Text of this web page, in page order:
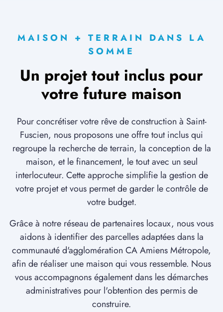
MAISON + TERRAIN DANS LA
SOMME
Un projet tout inclus pour
votre future maison
Pour concrétiser votre rêve de construction à Saint-
Fuscien, nous proposons une offre tout inclus qui
regroupe la recherche de terrain, la conception de la
maison, et le financement, le tout avec un seul
interlocuteur. Cette approche simplifie la gestion de
votre projet et vous permet de garder le contrôle de
votre budget.
Grâce à notre réseau de partenaires locaux, nous vous
aidons à identifier des parcelles adaptées dans la
communauté d'agglomération CA Amiens Métropole,
afin de réaliser une maison qui vous ressemble. Nous
vous accompagnons également dans les démarches
administratives pour l'obtention des permis de
construire.